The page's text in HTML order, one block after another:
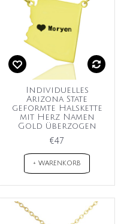
Individuelles
Arizona State
geformte Halskette
mit Herz Namen
Gold überzogen
€47
+ WARENKORB